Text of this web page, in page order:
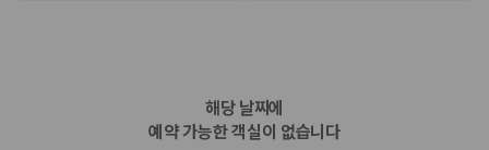
경차, 소형, 준중형, 중형, SUV, 승합차 등 여행
인원에 맞는 차종별 가격을 비교합니다.
해당 날짜에
예약 가능한 객실이 없습니다